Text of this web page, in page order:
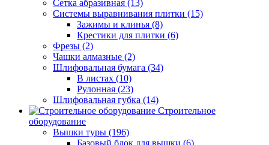
Сетка абразивная (13)
Системы выравнивания плитки (15)
Зажимы и клинья (8)
Крестики для плитки (6)
Фрезы (2)
Чашки алмазные (2)
Шлифовальная бумага (34)
В листах (10)
Рулонная (23)
Шлифовальная губка (14)
Строительное
оборудование
Вышки туры (196)
Базовый блок для вышки (6)